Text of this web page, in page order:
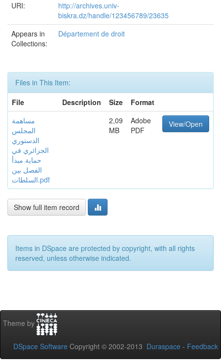
URI:
http://archives.univ-
biskra.dz/handle/123456789/23635
Appears in
Collections:
Département de droit
Files in This Item:
File
Description Size
Format
مساهمة
المجلس
الدستوري
الجزائري في
حماية مبدأ
الفصل بين
السلطات.pdf
2,09
MB
Adobe
PDF
View/Open
Show full item record
Items in DSpace are protected by copyright, with all rights
reserved, unless otherwise indicated.
Theme by
DSpace Software Copyright © 2002-2013 Duraspace - Feedback